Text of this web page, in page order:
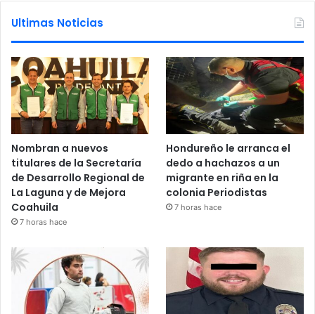
Ultimas Noticias
Nombran a nuevos
titulares de la Secretaría
de Desarrollo Regional de
La Laguna y de Mejora
Coahuila
7 horas hace
Hondureño le arranca el
dedo a hachazos a un
migrante en riña en la
colonia Periodistas
7 horas hace